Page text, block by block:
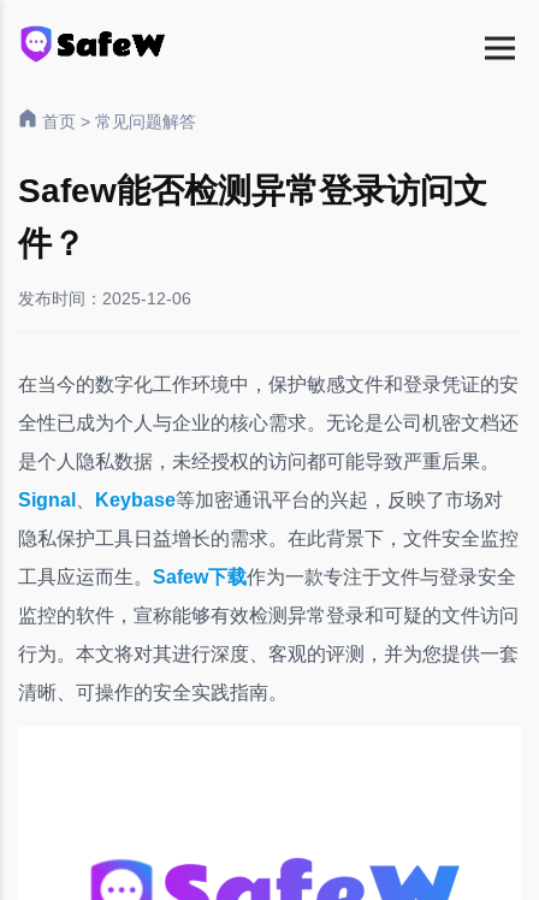
首页 > 常见问题解答
Safew能否检测异常登录访问文
件？
发布时间：2025-12-06
在当今的数字化工作环境中，保护敏感文件和登录凭证的安
全性已成为个人与企业的核心需求。无论是公司机密文档还
是个人隐私数据，未经授权的访问都可能导致严重后果。
Signal
Keybase等加密通讯平台的兴起，反映了市场对
隐私保护工具日益增长的需求。在此背景下，文件安全监控
工具应运而生。 Safew下载作为一款专注于文件与登录安全
监控的软件，宣称能够有效检测异常登录和可疑的文件访问
行为。本文将对其进行深度、客观的评测，并为您提供一套
清晰、可操作的安全实践指南。